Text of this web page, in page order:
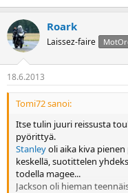
Roark
Laissez-faire
18.6.2013
Tomi72 sanoi:
Itse tulin juuri reissusta
pyörittyä.
Stanleyoli aika kiva
keskellä, suotittelen
todella magee...
Jackson oli hieman